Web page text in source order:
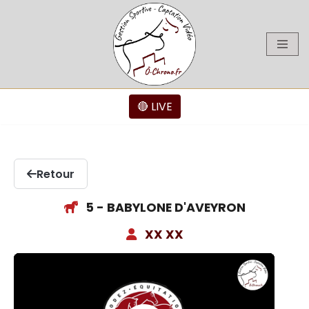
🔴 LIVE
Retour
5 - BABYLONE D'AVEYRON
XX XX